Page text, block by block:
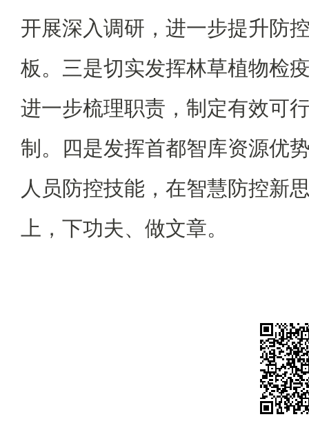
开展深入调研，进一步提升防
板。三是切实发挥林草植物检
进一步梳理职责，制定有效可
制。四是发挥首都智库资源优
人员防控技能，在智慧防控新
上，下功夫、做文章。